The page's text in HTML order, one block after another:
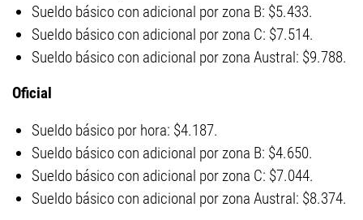
Sueldo básico con adicional por zona B: $5.433.
Sueldo básico con adicional por zona C: $7.514.
Sueldo básico con adicional por zona Austral: $9.788.
Oficial
Sueldo básico por hora: $4.187.
Sueldo básico con adicional por zona B: $4.650.
Sueldo básico con adicional por zona C: $7.044.
Sueldo básico con adicional por zona Austral: $8.374.